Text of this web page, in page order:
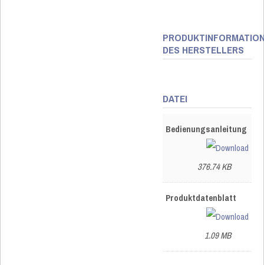
DES HERSTELLERS
DATEI
Bedienungsanleitung
376.74 KB
Produktdatenblatt
1.09 MB